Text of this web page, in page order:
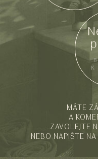
K
MÁTE
A
ZAVOLEJTE
NEBO NAPIŠTE NA